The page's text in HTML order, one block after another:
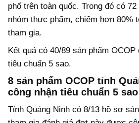
phố trên toàn quốc. Trong đó có
nhóm thực phẩm, chiếm hơn 80%
tham gia.
Kết quả có 40/89 sản phẩm
tiêu chuẩn 5 sao.
8 sản phẩm OCOP tỉnh
công nhận tiêu chuẩn 5
Tỉnh Quảng Ninh có 8/13 hồ sơ